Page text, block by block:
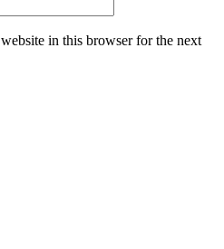
in this browser for the next